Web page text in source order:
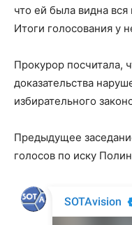
что ей была видна
Итоги голосования у
Прокурор посчитала,
доказательства
избирательного
Предыдущее
голосов по иску